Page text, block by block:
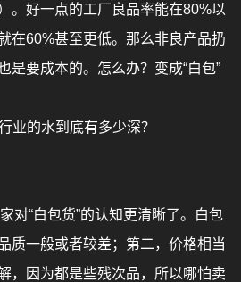
。好一点的工厂良品率能在80%以
在60%甚至更低。那么非良产品扔
是要成本的。怎么办？变成“白包”
“白包货”的认知更清晰了。白包
质一般或者较差；第二，价格相当
，因为都是些残次品，所以哪怕卖